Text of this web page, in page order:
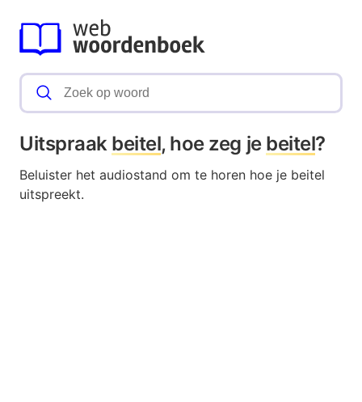
Uitspraak beitel, hoe zeg je beitel?
Beluister het audiostand om te horen hoe je beitel
uitspreekt.